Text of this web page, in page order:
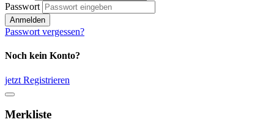
Passwort
Anmelden
Passwort vergessen?
Noch kein Konto?
jetzt Registrieren
Merkliste